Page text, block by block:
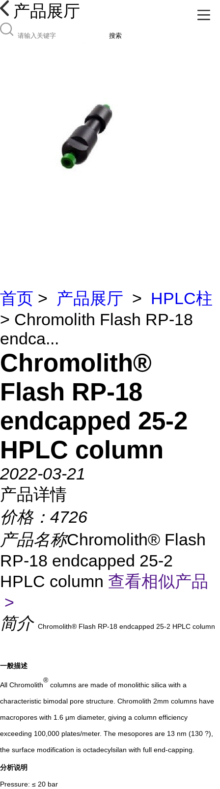
产品展厅
搜索
首页 > 产品展厅 > HPLC柱
> Chromolith Flash RP-18
endca...
Chromolith®
Flash RP-18
endcapped 25-2
HPLC column
2022-03-21
产品详情
价格： 4726
产品名称Chromolith® Flash
RP-18 endcapped 25-2
HPLC column 查看相似产品
>
简介 Chromolith® Flash RP-18 endcapped 25-2 HPLC column
一般描述
All Chromolith
®
columns are made of monolithic silica with a
characteristic bimodal pore structure. Chromolith 2mm columns have
macropores with 1.6 μm diameter, giving a column efficiency
exceeding 100,000 plates/meter. The mesopores are 13 nm (130 ?),
the surface modification is octadecylsilan with full end-capping.
分析说明
Pressure: ≤ 20 bar